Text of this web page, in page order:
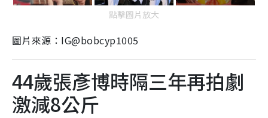
點擊圖片放大
圖片來源： IG@bobcyp1005
44歲張彥博時隔三年再拍劇
激減8公斤